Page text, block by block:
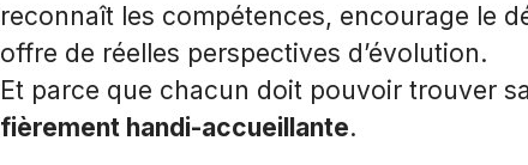
reconnaît les compétences, encourage le
offre de réelles perspectives d’évolution.
Et parce que chacun doit pouvoir trouver
fièrement handi-accueillante.